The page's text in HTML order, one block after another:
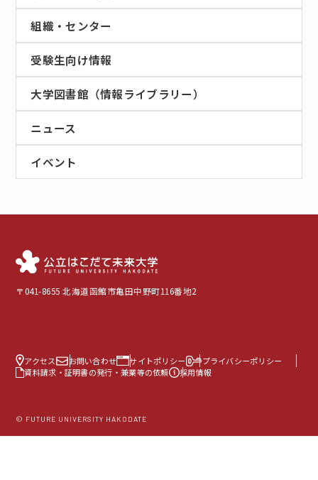
組織・センター
受験生向け情報
大学図書館（情報ライブラリー）
ニュース
イベント
〒041-8655 北海道函館市亀田中野町116番地2
アクセス お問い合わせ サイトポリシー
プライバシーポリシー
資料請求・証明書の発行・兼業等の依頼
採用情報
© FUTURE UNIVERSITY HAKODATE